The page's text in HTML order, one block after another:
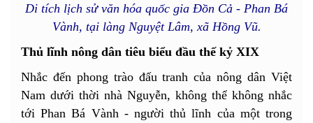
Di tích lịch sử văn hóa quốc gia Đồn Cả - Phan Bá
Vành, tại làng Nguyệt Lâm, xã Hồng Vũ.
Thủ lĩnh nông dân tiêu biểu đầu thế kỷ XIX
Nhắc đến phong trào đấu tranh của nông dân Việt
Nam dưới thời nhà Nguyễn, không thể không nhắc
tới Phan Bá Vành - người thủ lĩnh của một trong